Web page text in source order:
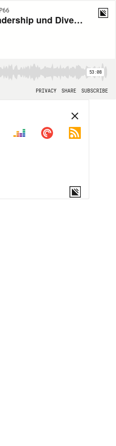
#66 Co-Leadership und Diversität mit Raphael Hirschmann: Die Zukunft der Führung bei DATEV
53:08
PRIVACY SHARE SUBSCRIBE